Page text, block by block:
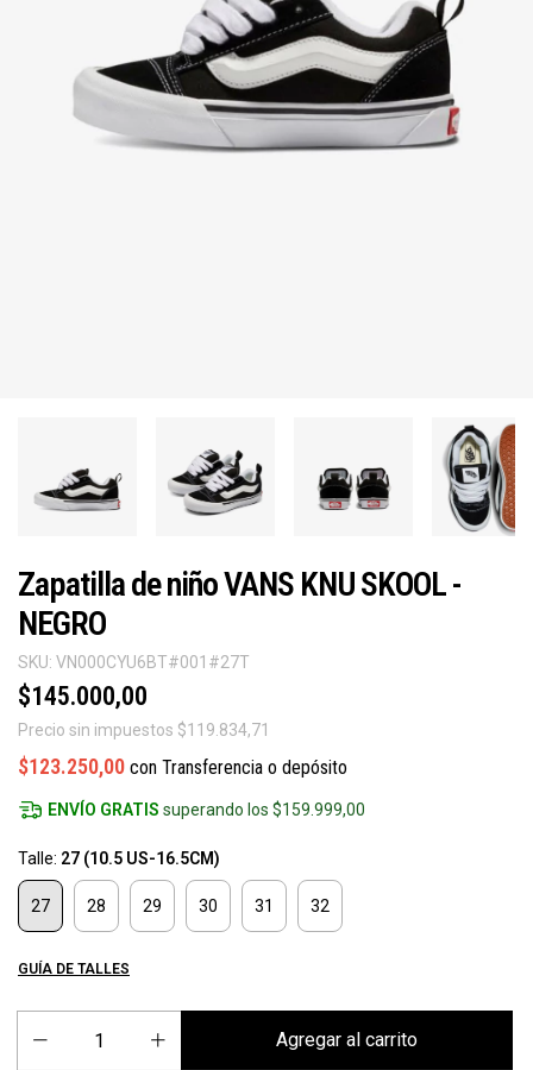
Zapatilla de niño VANS KNU SKOOL -
NEGRO
SKU: VN000CYU6BT#001#27T
$145.000,00
Precio sin impuestos $119.834,71
$123.250,00 con Transferencia o depósito
ENVÍO GRATIS superando los$159.999,00
Talle: 27 (10.5 US-16.5CM)
27 28 29 30 31 32
GUÍA DE TALLES